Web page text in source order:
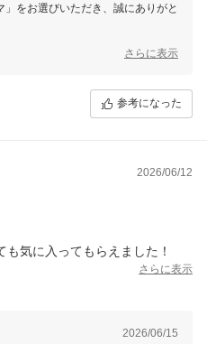
をお選びいただき、誠にありがと
ただきましたこと、心より感謝申し
のお声があったとのこと、大変嬉し
なご意見として今後の参考にさせ
でしたら、「ハイストレッチメロ
パジャマと同様に袖口がよく伸びる
着としてもお使いいただけます。
さらに表示
参考になった
2026/06/12
気に入ってもらえました！
さらに表示
2026/06/15